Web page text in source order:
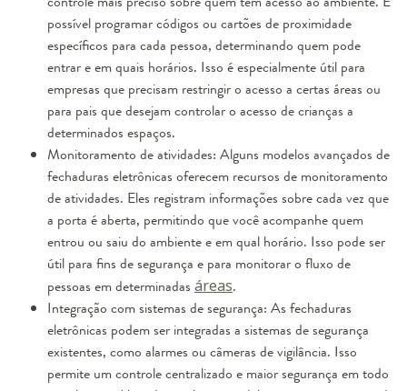
possível programar códigos ou cartões de proximidade
específicos para cada pessoa, determinando quem pode
entrar e em quais horários. Isso é especialmente útil para
empresas que precisam restringir o acesso a certas áreas ou
para pais que desejam controlar o acesso de crianças a
determinados espaços.
Monitoramento de atividades: Alguns modelos avançados de
fechaduras eletrônicas oferecem recursos de monitoramento
de atividades. Eles registram informações sobre cada vez que
a porta é aberta, permitindo que você acompanhe quem
entrou ou saiu do ambiente e em qual horário. Isso pode ser
útil para fins de segurança e para monitorar o fluxo de
pessoas em determinadas áreas.
Integração com sistemas de segurança: As fechaduras
eletrônicas podem ser integradas a sistemas de segurança
existentes, como alarmes ou câmeras de vigilância. Isso
permite um controle centralizado e maior segurança em todo